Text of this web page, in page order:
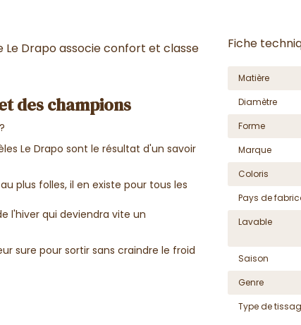
Le Drapo associe confort et classe
des champions
Le Drapo sont le résultat d'un savoir
plus folles, il en existe pour tous les
l'hiver qui deviendra vite un
sure pour sortir sans craindre le froid
Fiche
Matière
Diamètre
Forme
Marque
Coloris
Pays de
Lavable
Saison
Genre
Type de